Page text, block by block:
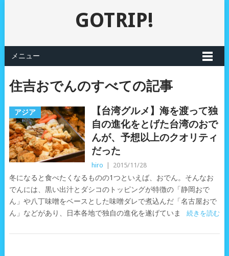
GOTRIP!
メニュー
住吉おでんのすべての記事
アジア
【台湾グルメ】海を渡って独
自の進化をとげた台湾のおで
んが、予想以上のクオリティ
だった
hiro 2015/11/28
冬になると食べたくなるものの1つといえば、おでん。そんなお
でんには、黒い出汁とダシコのトッピングが特徴の「静岡おで
ん」や八丁味噌をベースとした味噌ダレで煮込んだ「名古屋おで
ん」などがあり、日本各地で独自の進化を遂げていま
続きを読む